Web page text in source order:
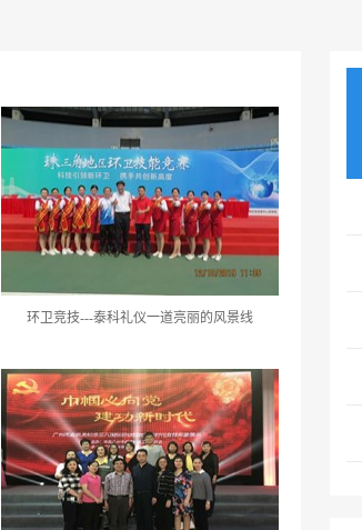
环卫竞技---泰科礼仪一道亮丽的风景线